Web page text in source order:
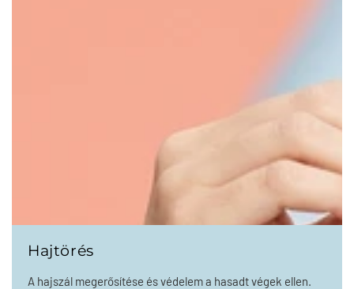
Hajtörés
A hajszál megerősítése és védelem a hasadt végek ellen.